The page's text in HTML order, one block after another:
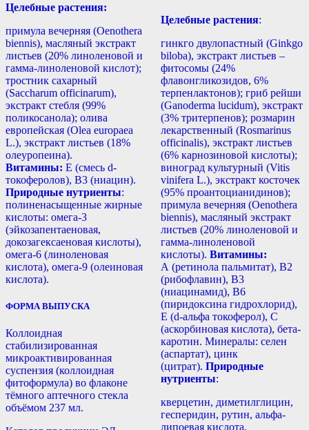
Целебные растения:
примула вечерняя (Oenothera
biennis), масляный экстракт
листьев (20% линоленовой и
гамма-линоленовой кислот);
тростник сахарный
(Saccharum officinarum),
экстракт стебля (99%
поликосанола); олива
европейская (Olea europaea
L.), экстракт листьев (18%
олеуропеина).
Витамины: Е (смесь d-
токоферолов), B3 (ниацин).
Природные нутриенты:
полиненасыщенные жирные
кислоты: омега-3
(эйкозапентаеновая,
докозагексаеновая кислоты),
омега-6 (линоленовая
кислота), омега-9 (олеиновая
кислота).
ФОРМА ВЫПУСКА
Коллоидная
стабилизированная
микроактивированная
суспензия (коллоидная
фитоформула) во флаконе
тёмного аптечного стекла
объёмом 237 мл.
Целебные растения:
гинкго двулопастный (Ginkgo
biloba), экстракт листьев –
фитосомы (24%
флавонгликозидов, 6%
терпенлактонов); гриб рейши
(Ganoderma lucidum), экстракт
(3% тритерпенов); розмарин
лекарственный (Rosmarinus
officinalis), экстракт листьев
(6% карнозиновой кислоты);
виноград культурный (Vitis
vinifera L.), экстракт косточек
(95% проантоцианидинов);
примула вечерняя (Oenothera
biennis), масляный экстракт
листьев (20% линоленовой и
гамма-линоленовой
кислоты). Витамины:
А (ретинола пальмитат), В2
(рибофлавин), В3
(ниацинамид), В6
(пиридоксина гидрохлорид),
Е (d-альфа токоферол), С
(аскорбиновая кислота), бета-
каротин. Минералы: селен
(аспартат), цинк
(цитрат). Природные
нутриенты:
кверцетин, диметилглицин,
гесперидин, рутин, альфа-
липоевая кислота,